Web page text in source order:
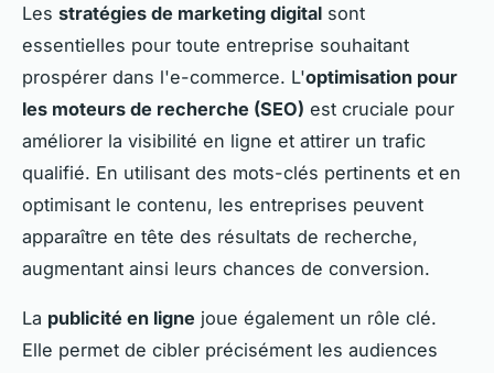
Les stratégies de marketing digital sont
essentielles pour toute entreprise souhaitant
prospérer dans l'e-commerce. L'optimisation pour
les moteurs de recherche (SEO) est cruciale pour
améliorer la visibilité en ligne et attirer un trafic
qualifié. En utilisant des mots-clés pertinents et en
optimisant le contenu, les entreprises peuvent
apparaître en tête des résultats de recherche,
augmentant ainsi leurs chances de conversion.
La publicité en ligne joue également un rôle clé.
Elle permet de cibler précisément les audiences